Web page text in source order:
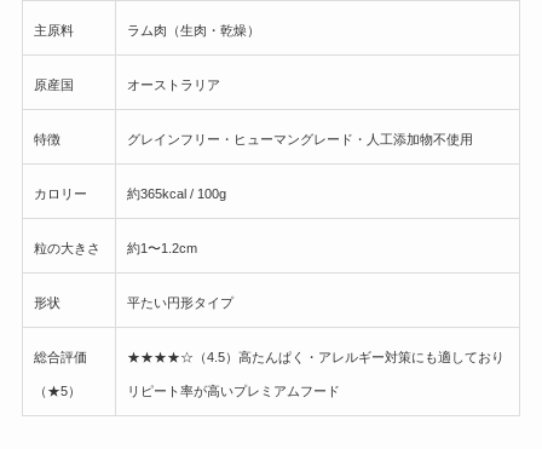
主原料 ラム肉（生肉・乾燥）
原産国 オーストラリア
特徴 グレインフリー・ヒューマングレード・人工添加物不使用
カロリー 約365kcal / 100g
粒の大きさ 約1〜1.2cm
形状 平たい円形タイプ
総合評価
（★5）
★★★★☆（4.5）高たんぱく・アレルギー対策にも適しており
リピート率が高いプレミアムフード